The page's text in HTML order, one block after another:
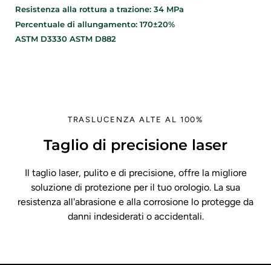
Resistenza alla rottura a trazione: 34 MPa
Percentuale di allungamento: 170±20%
ASTM D3330 ASTM D882
TRASLUCENZA ALTE AL 100%
Taglio di precisione laser
Il taglio laser, pulito e di precisione, offre la migliore
soluzione di protezione per il tuo orologio. La sua
resistenza all'abrasione e alla corrosione lo protegge da
danni indesiderati o accidentali.